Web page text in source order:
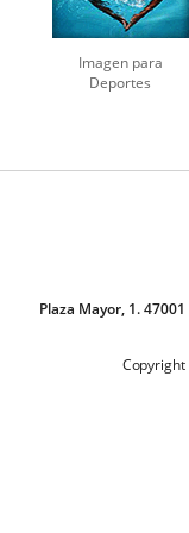
Imagen para
Deportes
Plaza Mayor, 1.